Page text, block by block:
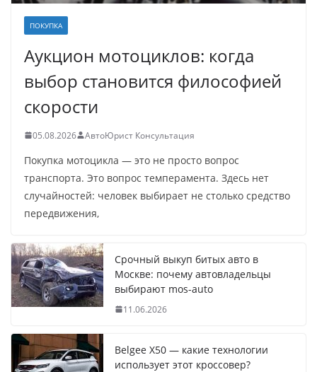
ПОКУПКА
Аукцион мотоциклов: когда
выбор становится философией
скорости
05.08.2026 АвтоЮрист Консультация
Покупка мотоцикла — это не просто вопрос
транспорта. Это вопрос темперамента. Здесь нет
случайностей: человек выбирает не столько средство
передвижения,
Срочный выкуп битых авто в
Москве: почему автовладельцы
выбирают mos-auto
11.06.2026
Belgee X50 — какие технологии
использует этот кроссовер?